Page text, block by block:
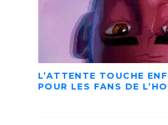
L’ATTENTE TOUCHE
POUR LES FANS DE